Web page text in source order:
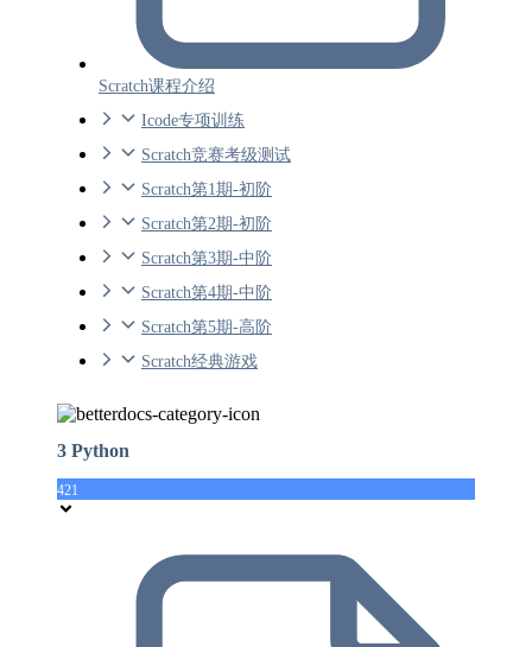
Scratch课程介绍
Icode专项训练
Scratch竞赛考级测试
Scratch第1期-初阶
Scratch第2期-初阶
Scratch第3期-中阶
Scratch第4期-中阶
Scratch第5期-高阶
Scratch经典游戏
3 Python
421